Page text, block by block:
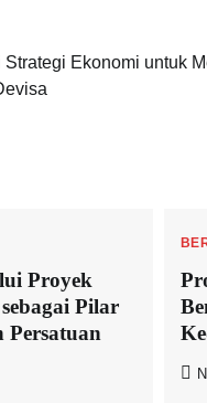
Strategi Ekonomi untuk
Proyek
Pilar
Persatuan